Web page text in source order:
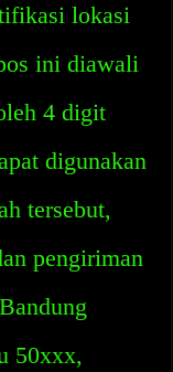
lokasi
ini diawali
4 digit
digunakan
tersebut,
pengiriman
50xxx,